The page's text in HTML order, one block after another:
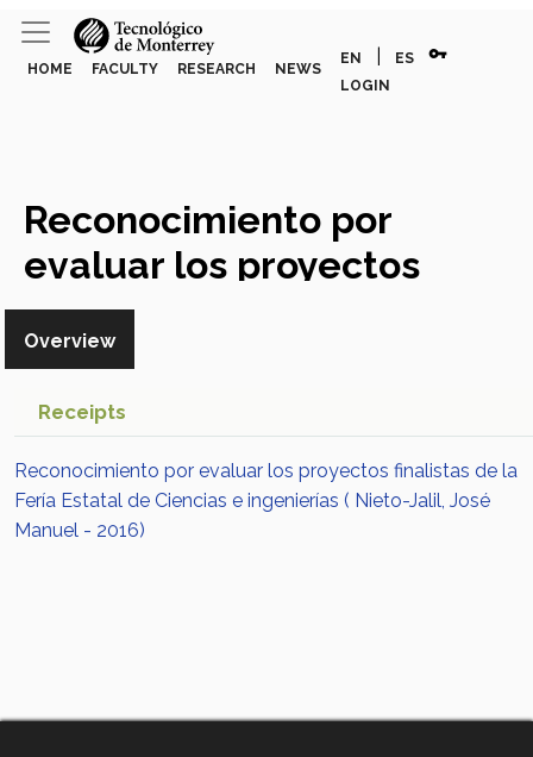
HOME FACULTY RESEARCH NEWS
EN ES vpn_key
LOGIN
Reconocimiento por
evaluar los proyectos
finalistas de la Fería Estatal
de Ciencias e ingenierías
Award or Honor
Overview
Receipts
Reconocimiento por evaluar los proyectos finalistas de la
Fería Estatal de Ciencias e ingenierías ( Nieto-Jalil, José
Manuel - 2016)